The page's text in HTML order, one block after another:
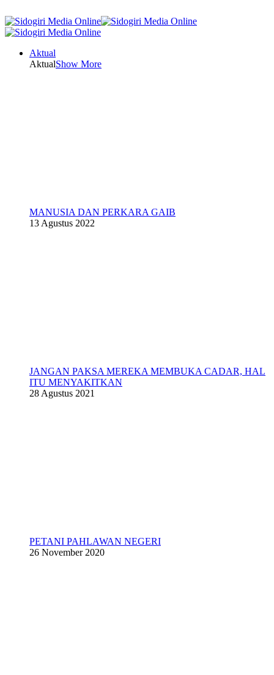
Aktual
AktualShow More
MANUSIA DAN PERKARA GAIB
13 Agustus 2022
JANGAN PAKSA MEREKA MEMBUKA CADAR, HAL
ITU MENYAKITKAN
28 Agustus 2021
PETANI PAHLAWAN NEGERI
26 November 2020